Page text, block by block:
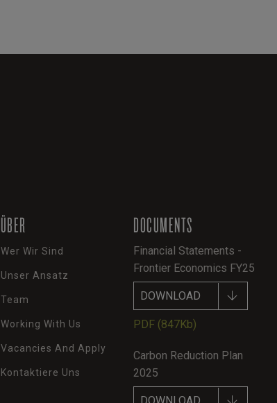
ÜBER
Wer Wir Sind
Unser Ansatz
Team
Working With Us
Vacancies And Apply
Kontaktiere Uns
DOCUMENTS
Financial Statements -
Frontier Economics FY25
DOWNLOAD
PDF (847Kb)
Carbon Reduction Plan
2025